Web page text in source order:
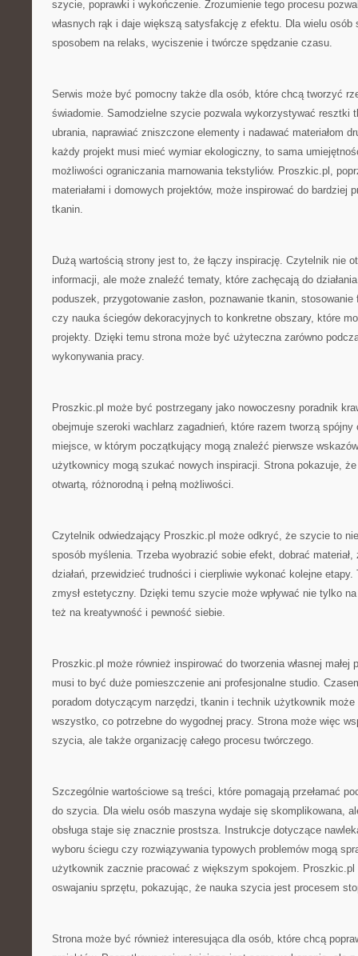
szycie, poprawki i wykończenie. Zrozumienie tego procesu
własnych rąk i daje większą satysfakcję z efektu. Dla wielu
sposobem na relaks, wyciszenie i twórcze spędzanie czasu.
Serwis może być pomocny także dla osób, które chcą tworzyć
świadomie. Samodzielne szycie pozwala wykorzystywać resztki
ubrania, naprawiać zniszczone elementy i nadawać materiałom
każdy projekt musi mieć wymiar ekologiczny, to sama
możliwości ograniczania marnowania tekstyliów. Proszkic.pl,
materiałami i domowych projektów, może inspirować do bardziej
tkanin.
Dużą wartością strony jest to, że łączy inspirację. Czytelnik nie
informacji, ale może znaleźć tematy, które zachęcają do
poduszek, przygotowanie zasłon, poznawanie tkanin,
czy nauka ściegów dekoracyjnych to konkretne obszary, które
projekty. Dzięki temu strona może być użyteczna zarówno
wykonywania pracy.
Proszkic.pl może być postrzegany jako nowoczesny poradnik
obejmuje szeroki wachlarz zagadnień, które razem tworzą
miejsce, w którym początkujący mogą znaleźć pierwsze
użytkownicy mogą szukać nowych inspiracji. Strona pokazuje,
otwartą, różnorodną i pełną możliwości.
Czytelnik odwiedzający Proszkic.pl może odkryć, że szycie to
sposób myślenia. Trzeba wyobrazić sobie efekt, dobrać materiał,
działań, przewidzieć trudności i cierpliwie wykonać kolejne
zmysł estetyczny. Dzięki temu szycie może wpływać nie tylko
też na kreatywność i pewność siebie.
Proszkic.pl może również inspirować do tworzenia własnej małej
musi to być duże pomieszczenie ani profesjonalne studio.
poradom dotyczącym narzędzi, tkanin i technik użytkownik może
wszystko, co potrzebne do wygodnej pracy. Strona może więc
szycia, ale także organizację całego procesu twórczego.
Szczególnie wartościowe są treści, które pomagają przełamać
do szycia. Dla wielu osób maszyna wydaje się skomplikowana,
obsługa staje się znacznie prostsza. Instrukcje dotyczące
wyboru ściegu czy rozwiązywania typowych problemów mogą
użytkownik zacznie pracować z większym spokojem.
oswajaniu sprzętu, pokazując, że nauka szycia jest procesem
Strona może być również interesująca dla osób, które chcą